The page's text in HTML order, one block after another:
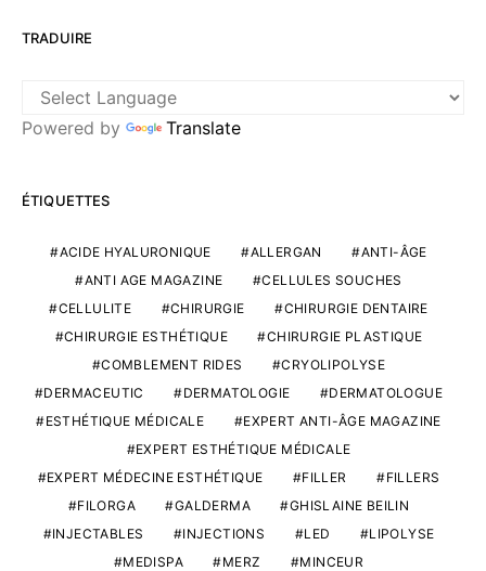
TRADUIRE
Powered by Translate
ÉTIQUETTES
ACIDE HYALURONIQUE ALLERGAN
ANTI-ÂGE
ANTI AGE MAGAZINE
CELLULES SOUCHES
CELLULITE
CHIRURGIE
CHIRURGIE DENTAIRE
CHIRURGIE ESTHÉTIQUE
CHIRURGIE PLASTIQUE
COMBLEMENT RIDES
CRYOLIPOLYSE
DERMACEUTIC
DERMATOLOGIE
DERMATOLOGUE
ESTHÉTIQUE MÉDICALE
EXPERT ANTI-ÂGE MAGAZINE
EXPERT ESTHÉTIQUE MÉDICALE
EXPERT MÉDECINE ESTHÉTIQUE
FILLER
FILLERS
FILORGA
GALDERMA
GHISLAINE BEILIN
INJECTABLES
INJECTIONS LED
LIPOLYSE
MEDISPA
MERZ
MINCEUR